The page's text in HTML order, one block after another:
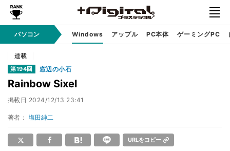
パソコン Windows アップル PC本体 ゲーミングPC
連載
第194回 窓辺の小石
Rainbow Sixel
掲載日 2024/12/13 23:41
著者： 塩田紳二
URLをコピー